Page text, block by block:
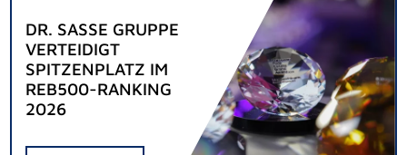
DR. SASSE GRUPPE
VERTEIDIGT
SPITZENPLATZ IM
REB500-RANKING
2026